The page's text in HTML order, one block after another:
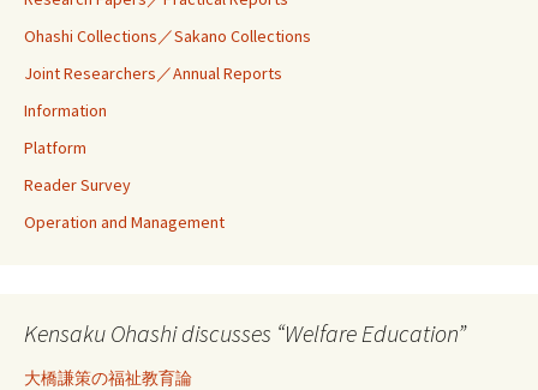
Ohashi Collections／Sakano Collections
Joint Researchers／Annual Reports
Information
Platform
Reader Survey
Operation and Management
Kensaku Ohashi discusses “Welfare Education”
大橋謙策の福祉教育論